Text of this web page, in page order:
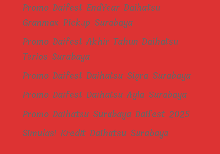
Promo Daifest EndYear Daihatsu
Granmax Pickup Surabaya
Promo Daifest Akhir Tahun Daihatsu
Terios Surabaya
Promo Daifest Daihatsu Sigra Surabaya
Promo Daifest Daihatsu Ayla Surabaya
Promo Daihatsu Surabaya Daifest 2025
Simulasi Kredit Daihatsu Surabaya